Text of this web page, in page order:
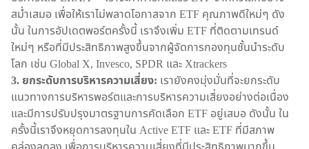
สม่ำเสมอ เพื่อให้เราไม่พลาดโอกาสจาก ETF คุณภาพดีใหม่ๆ ดัง
นั้น ในการอัปเดตพอร์ตครั้งนี้ เราจึงเพิ่ม ETF ที่ติดตามเทรนด์
ใหม่ๆ หรือที่มีประสิทธิภาพสูงขึ้นจากผู้จัดการกองทุนชั้นนำระดับ
โลก เช่น Global X, Invesco, SPDR และ Xtrackers
3. ยกระดับการบริหารความเสี่ยง: เรายังคงมุ่งมั่นที่จะยกระดับ
แนวทางการบริหารพอร์ตและการบริหารความเสี่ยงอย่างต่อเนื่อง
และมีการปรับปรุงมาตรฐานการคัดเลือก ETF อยู่เสมอ ดังนั้น ใน
ครั้งนี้เราจึงหยุดการลงทุนใน Active ETF และ ETF ที่มีสภาพ